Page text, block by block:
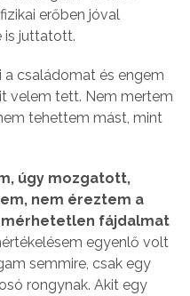
erőben jóval
is juttatott.
családomat és engem
velem tett. Nem mertem
tehettem mást, mint
úgy mozgatott,
nem éreztem a
fájdalmat
egyenlő volt
semmire, csak egy
rongynak. Akit egy